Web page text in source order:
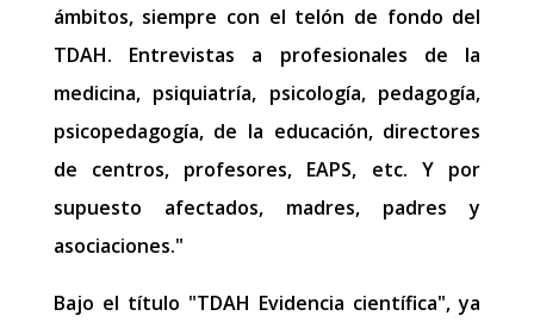
ámbitos, siempre con el telón de fondo del
TDAH. Entrevistas a profesionales de la
medicina, psiquiatría, psicología, pedagogía,
psicopedagogía, de la educación, directores
de centros, profesores, EAPS, etc. Y por
supuesto afectados, madres, padres y
asociaciones."
Bajo el título "TDAH Evidencia científica", ya